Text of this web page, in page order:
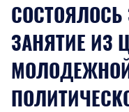
ЗАНЯТИЕ ИЗ